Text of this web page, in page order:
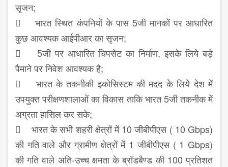
सृजन;
 भारत स्थित कंपनियों के पास 5जी मानकों पर आधारित
कुछ आवश्यक आईपीआर का सृजन;
 5जी पर आधारित चिपसेट का निर्माण, इसके लिये बड़े
पैमाने पर निवेश आवश्यक है;
 भारत के तकनीकी इकोसिस्टम की मदद के लिये देश में
उपयुक्त परीक्षणशालाओं का विकास ताकि भारत 5जी तकनीक में
अग्रता हासिल कर सके;
 भारत के सभी शहरी क्षेत्रों में 10 जीबीपीएस ( 10 Gbps)
की गति वाले और ग्रामीण क्षेत्रों में 1 जीबीपीएस ( 1 Gbps)
की गति वाले अति-उच्च क्षमता के ब्रॉडबैण्ड की 100 प्रतिशत